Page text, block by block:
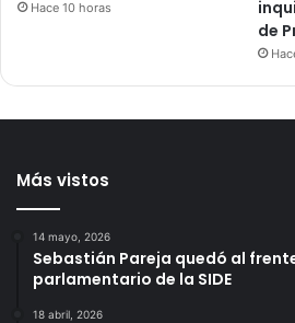
Hace 10 horas
de
Más vistos
14 mayo, 2026
Sebastián Pareja quedó al
parlamentario de la SIDE
18 abril, 2026